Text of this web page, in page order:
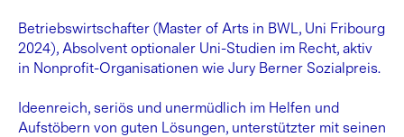
Betriebswirtschafter (Master of Arts in BWL, Uni Fribourg
2024), Absolvent optionaler Uni-Studien im Recht, aktiv
in Nonprofit-Organisationen wie Jury Berner Sozialpreis.
Ideenreich, seriös und unermüdlich im Helfen und
Aufstöbern von guten Lösungen, unterstützter mit seinen